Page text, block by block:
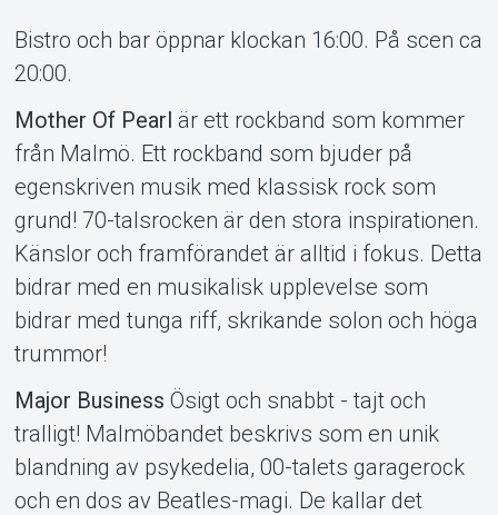
Om Tickster
Bistro och bar öppnar klockan 16:00. På scen ca
20:00.
Mother Of Pearl är ett rockband som kommer
från Malmö. Ett rockband som bjuder på
egenskriven musik med klassisk rock som
grund! 70-talsrocken är den stora inspirationen.
Känslor och framförandet är alltid i fokus. Detta
bidrar med en musikalisk upplevelse som
bidrar med tunga riff, skrikande solon och höga
trummor!
Major Business Ösigt och snabbt - tajt och
tralligt! Malmöbandet beskrivs som en unik
blandning av psykedelia, 00-talets garagerock
och en dos av Beatles-magi. De kallar det